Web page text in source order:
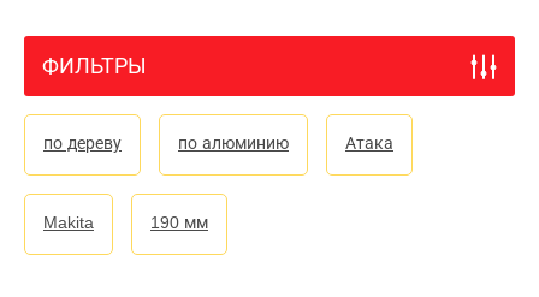
ФИЛЬТРЫ
по дереву по алюминию Атака
Makita 190 мм